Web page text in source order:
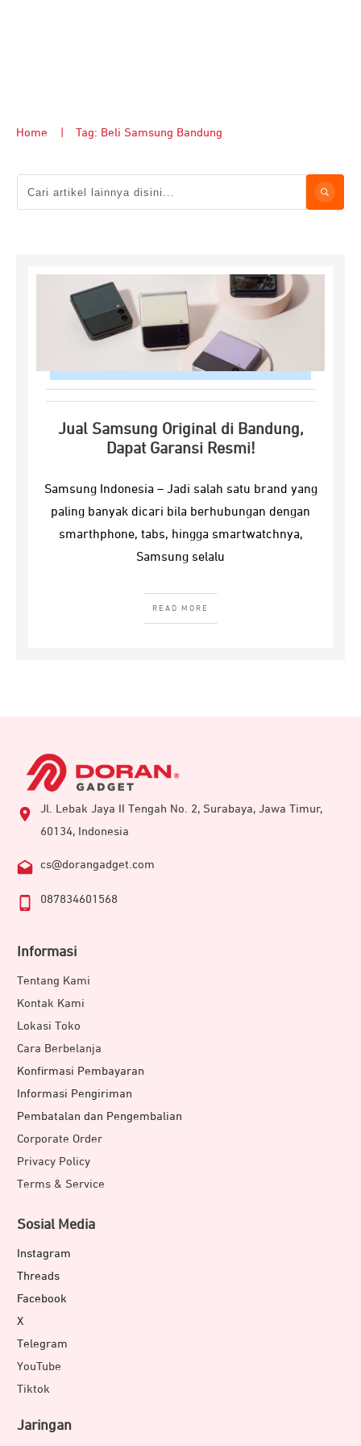
Home Tag: Beli Samsung Bandung
Jual Samsung Original di Bandung,
Dapat Garansi Resmi!
Samsung Indonesia – Jadi salah satu brand yang
paling banyak dicari bila berhubungan dengan
smarthphone, tabs, hingga smartwatchnya,
Samsung selalu
READ MORE
Jl. Lebak Jaya II Tengah No. 2, Surabaya, Jawa Timur,
60134, Indonesia
cs@dorangadget.com
087834601568
Informasi
Tentang Kami
Kontak Kami
Lokasi Toko
Cara Berbelanja
Konfirmasi Pembayaran
Informasi Pengiriman
Pembatalan dan Pengembalian
Corporate Order
Privacy Policy
Terms & Service
Sosial Media
Instagram
Threads
Facebook
X
Telegram
YouTube
Tiktok
Jaringan